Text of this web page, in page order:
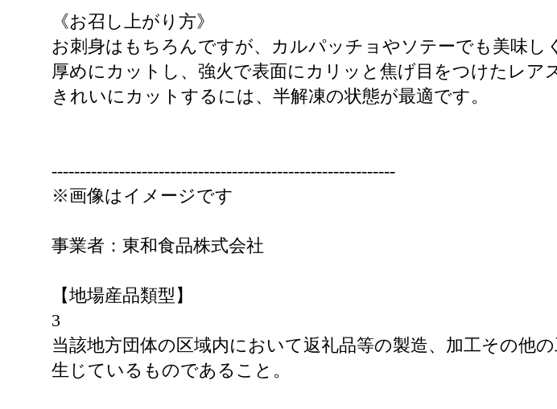
《お召し上がり方》
お刺身はもちろんですが、カルパッチョやソテーでも美味し
厚めにカットし、強火で表面にカリッと焦げ目をつけたレア
きれいにカットするには、半解凍の状態が最適です。
-------------------------------------------------------------
※画像はイメージです
事業者：東和食品株式会社
【地場産品類型】
3
当該地方団体の区域内において返礼品等の製造、加工その他
生じているものであること。